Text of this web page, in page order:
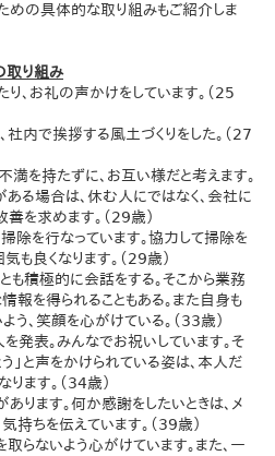
めの具体的な取り組みもご紹介しま
取り組み
、お礼の声かけをしています。（25
内で挨拶する風土づくりをした。（27
を持たずに、お互い様だと考えます。
る場合は、休む人にではなく、会社に
を求めます。（29歳）
除を行なっています。協力して掃除を
も良くなります。（29歳）
積極的に会話をする。そこから業務
報を得られることもある。また自身も
、笑顔を心がけている。（33歳）
発表。みんなでお祝いしています。そ
」と声をかけられている姿は、本人だ
ます。（34歳）
ります。何か感謝をしたいときは、メ
持ちを伝えています。（39歳）
取らないよう心がけています。また、一